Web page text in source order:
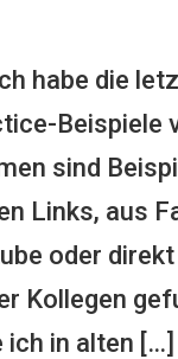
habe die
Beispiele
sind
Links, aus
oder
Kollegen
ich in alten […]